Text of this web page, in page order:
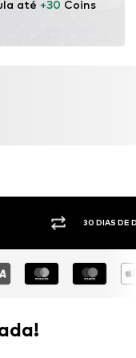
até +30 Coins
30 DIAS DE